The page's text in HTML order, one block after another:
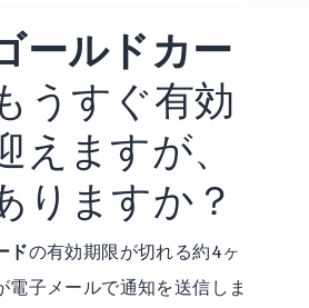
ールドカー
うすぐ有効
えますが、
りますか？
ドの有効期限が切れる約4ヶ
電子メールで通知を送信しま